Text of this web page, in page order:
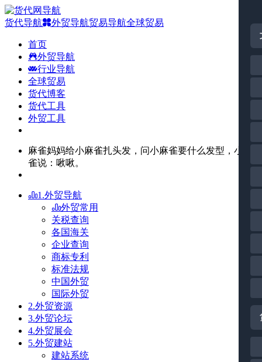
货代导航 外贸导航贸易导航全球贸易
首页
外贸导航
行业导航
全球贸易
货代博客
货代工具
外贸工具
麻雀妈妈给小麻雀扎头发，问小麻雀要什么发型，小麻
雀说：啾啾。
1.外贸导航
外贸常用
关税查询
各国海关
企业查询
商标专利
标准法规
中国外贸
国际外贸
2.外贸资源
3.外贸论坛
4.外贸展会
5.外贸建站
建站系统